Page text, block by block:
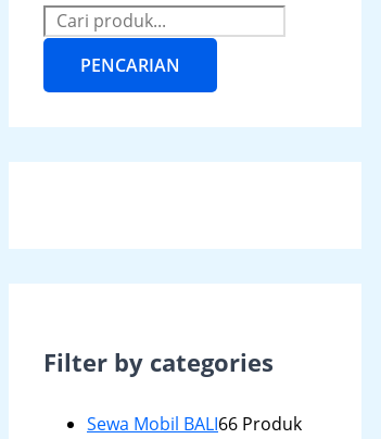
PENCARIAN
Filter by categories
Sewa Mobil BALI66 Produk